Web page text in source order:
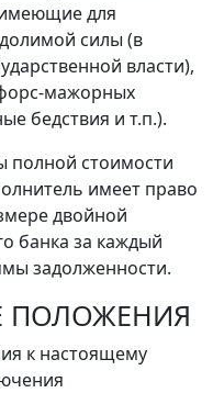
имеющие для
силы (в
власти),
мажорных
бедствия и т.п.).
полной стоимости
имеет право
двойной
банка за каждый
задолженности.
ПОЛОЖЕНИЯ
к настоящему